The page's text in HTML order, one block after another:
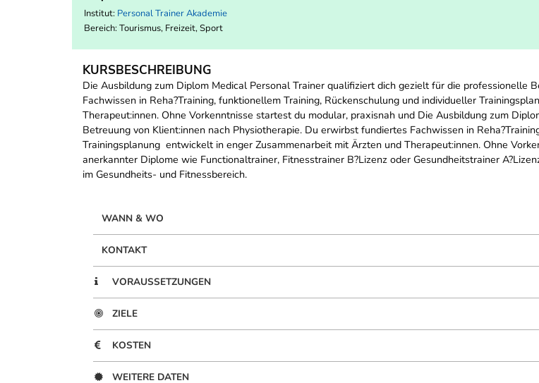
Institut: Personal Trainer Akademie
Bereich: Tourismus, Freizeit, Sport
KURSBESCHREIBUNG
Die Ausbildung zum Diplom Medical Personal Trainer qualifiziert dich gezielt für die professionelle
Fachwissen in Reha?Training, funktionellem Training, Rückenschulung und individueller
Therapeut:innen. Ohne Vorkenntnisse startest du modular, praxisnah und Die Ausbildung zum
Betreuung von Klient:innen nach Physiotherapie. Du erwirbst fundiertes Fachwissen in
Trainingsplanung  entwickelt in enger Zusammenarbeit mit Ärzten und Therapeut:innen. Ohne
anerkannter Diplome wie Functionaltrainer, Fitnesstrainer B?Lizenz oder Gesundheitstrainer
im Gesundheits- und Fitnessbereich.
WANN & WO
KONTAKT
VORAUSSETZUNGEN
ZIELE
KOSTEN
WEITERE DATEN